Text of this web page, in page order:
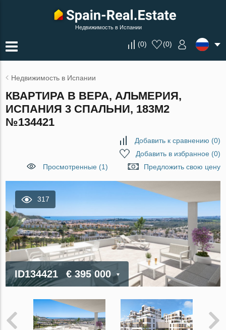
Недвижимость в Испании
(0) (0)
Недвижимость в Испании
КВАРТИРА В ВЕРА, АЛЬМЕРИЯ,
ИСПАНИЯ 3 СПАЛЬНИ, 183М2
№134421
Добавить к сравнению (0)
Добавить в избранное(0)
Просмотренные (1)
Предложить свою цену
317
ID134421 € 395 000